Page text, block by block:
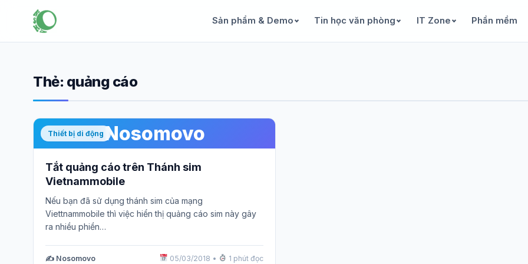
Sản phẩm & Demo Tin học văn phòng IT Zone Phần mềm
Thẻ: quảng cáo
Nosomovo
Thiết bị di động
Tắt quảng cáo trên Thánh sim
Vietnammobile
Nếu bạn đã sử dụng thánh sim của mạng
Viettnammobile thì việc hiển thị quảng cáo sim này gây
ra nhiều phiền…
✍️ Nosomovo 05/03/2018 • 1 phút đọc